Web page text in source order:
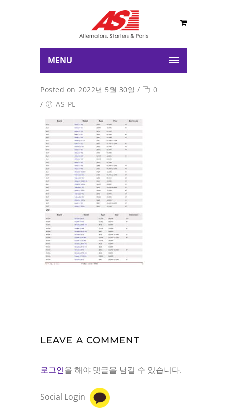
MENU
Posted on 2022년 5월 30일 /
0
/
AS-PL
LEAVE A COMMENT
로그인을 해야 댓글을 남길 수 있습니다.
Social Login